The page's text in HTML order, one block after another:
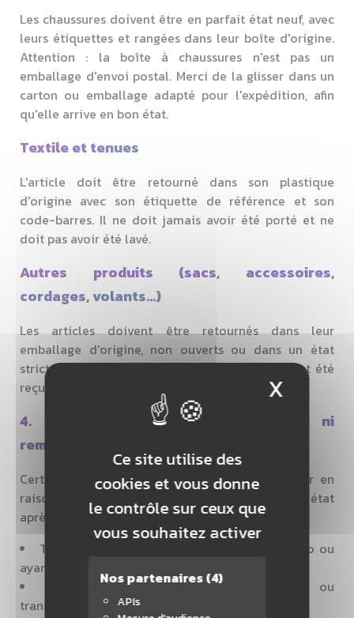
Ce site utilise des
cookies et vous donne
le contrôle sur ceux que
vous souhaitez activer
Nos partenaires(4)
APIs
X
Les chaussures doivent être en parfait état neuf, avec
leurs étiquettes et rangées dans leur boîte d'origine.
Attention : la boîte à chaussures n'est pas un
emballage d'envoi postal. Merci de la glisser dans un
carton ou emballage adapté pour l'expédition, afin
qu'elle arrive en bon état.
Textile et tenues
L'article doit être retourné dans son plastique
d'origine avec son étiquette de référence et son
code-barres. Il ne doit jamais avoir été porté et ne
doit pas avoir été lavé.
Autres produits (sacs, accessoires,
cordages, volants…)
Les articles doivent être retournés dans leur
emballage d'origine, non ouverts ou dans un état
strictement identique à celui dans lequel ils ont été
reçus.
4. Produits non échangeables ni
remboursables
Certains articles sont exclus du droit de retour en
raison de leur nature personnalisée ou de leur état
après livraison :
Textile ayant été floqué avec un nom, un logo ou
ayant subi toute autre forme de personnalisation
Raquette ayant été recordée, grippée ou
transformée après réception